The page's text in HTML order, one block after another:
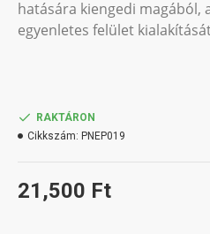
hatására kiengedi magából,
egyenletes felület
21,500 Ft
RAKTÁRON
Cikkszám: PNEP019